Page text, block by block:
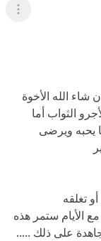
عرض
شاء الله الأخوة
الثواب أما
يحبه ويرضى
تغلقه
الأيام ستمر هذه
على ذلك .....